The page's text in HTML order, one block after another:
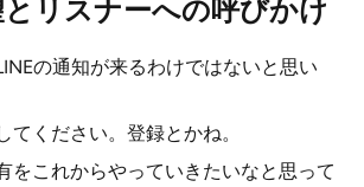
リスナーへの呼びかけ
の通知が来るわけではないと思い
てください。登録とかね。
をこれからやっていきたいなと思って